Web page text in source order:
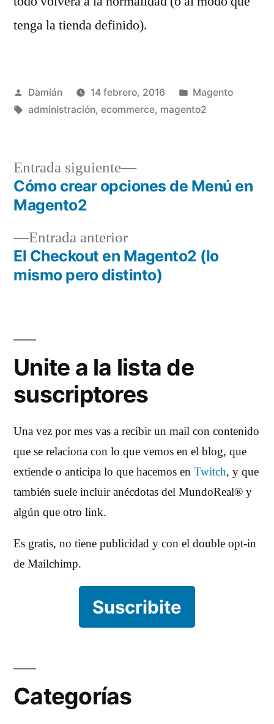
tenga la tienda definido).
Publicado
por
Damián 14 febrero, 2016
Publicado
en
Magento
Etiquetas:
administración, ecommerce, magento2
Navegación
entradas
Entrada anteriorEntrada
anterior:
El Checkout en Magento2 (lo
mismo pero distinto)
Entrada siguiente
Entrada
siguiente:
Cómo crear opciones de Menú en
Magento2
Unite a la lista de
suscriptores
Una vez por mes vas a recibir un mail con contenido
que se relaciona con lo que vemos en el blog, que
extiende o anticipa lo que hacemos en Twitch, y que
también suele incluir anécdotas del MundoReal® y
algún que otro link.
Es gratis, no tiene publicidad y con el double opt-in
de Mailchimp.
Suscribite
Categorías